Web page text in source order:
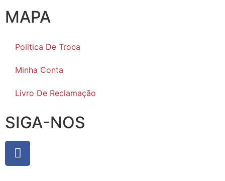
MAPA
Politica De Troca
Minha Conta
Livro De Reclamação
SIGA-NOS